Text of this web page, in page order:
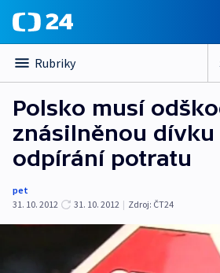
Rubriky
Polsko musí
znásilněnou dívku
odpírání potratu
pet
31. 10. 2012
31. 10. 2012 | Zdroj: ČT24